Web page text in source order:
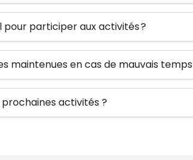
participer aux activités ?
maintenues en cas de mauvais temps
activités ?